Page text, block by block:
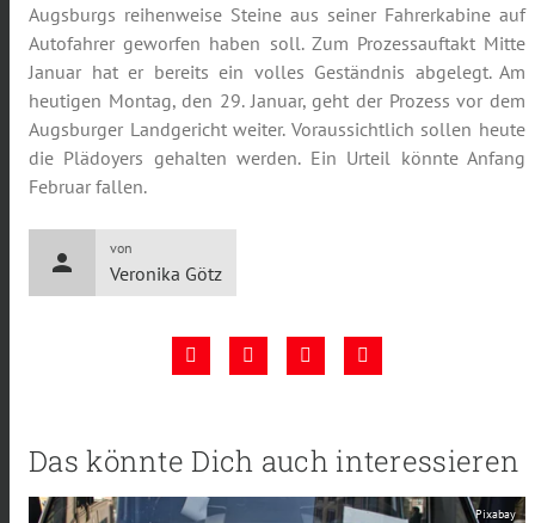
Augsburgs reihenweise Steine aus seiner Fahrerkabine auf
Autofahrer geworfen haben soll. Zum Prozessauftakt Mitte
Januar hat er bereits ein volles Geständnis abgelegt. Am
heutigen Montag, den 29. Januar, geht der Prozess vor dem
Augsburger Landgericht weiter. Voraussichtlich sollen heute
die Plädoyers gehalten werden. Ein Urteil könnte Anfang
Februar fallen.
person
von
Veronika Götz
Das könnte Dich auch interessieren
Pixabay